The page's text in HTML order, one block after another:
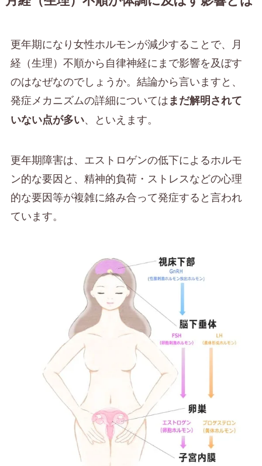
更年期になり女性ホルモンが減少することで、月
経（生理）不順から自律神経にまで影響を及ぼす
のはなぜなのでしょうか。結論から言いますと、
発症メカニズムの詳細についてはまだ解明されて
いない点が多い、といえます。
更年期障害は、エストロゲンの低下によるホルモ
ン的な要因と、精神的負荷・ストレスなどの心理
的な要因等が複雑に絡み合って発症すると言われ
ています。